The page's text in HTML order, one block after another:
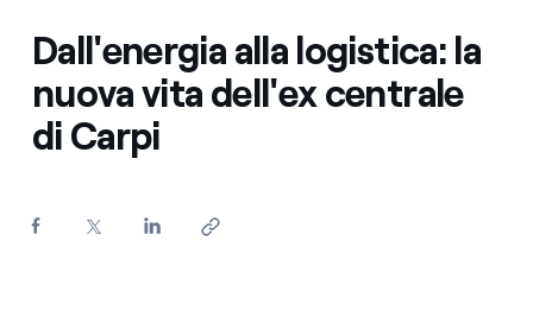
Dall'energia alla logistica: la
nuova vita dell'ex centrale
di Carpi